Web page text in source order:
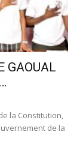
GAOUAL
la Constitution,
de la